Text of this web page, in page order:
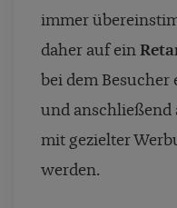
immer
daher auf ein
bei dem
und anschließend
mit gezielter
werden.